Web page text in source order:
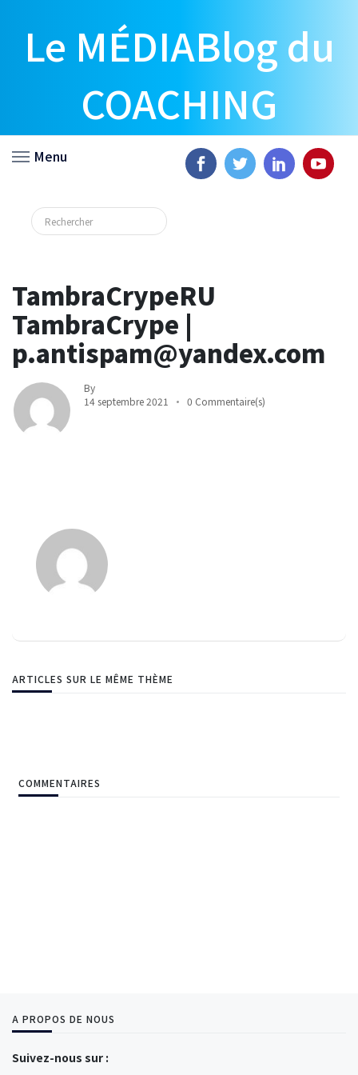
Le MÉDIABlog du
COACHING
Menu
TambraCrypeRU
TambraCrype |
p.antispam@yandex.com
By
14 septembre 2021
0 Commentaire(s)
ARTICLES SUR LE MÊME THÈME
COMMENTAIRES
A PROPOS DE NOUS
Suivez-nous sur :